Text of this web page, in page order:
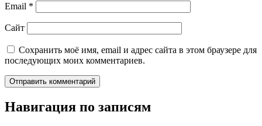
Email *
Сайт
Сохранить моё имя, email и адрес сайта в этом браузере для
последующих моих комментариев.
Навигация по записям